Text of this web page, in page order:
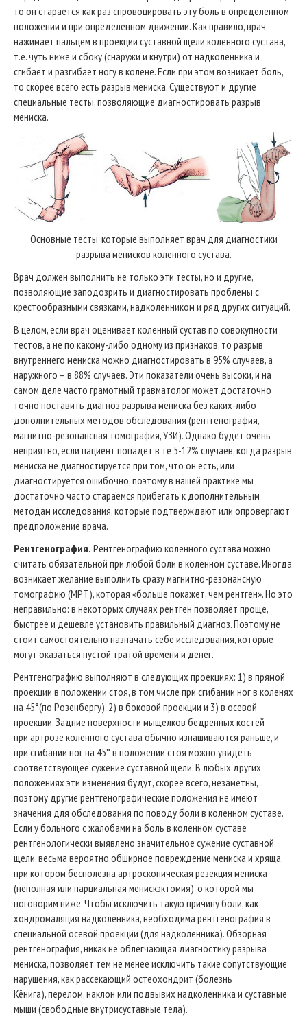
то он старается как раз спровоцировать эту боль в определенном
положении и при определенном движении. Как правило, врач
нажимает пальцем в проекции суставной щели коленного сустава,
т.е. чуть ниже и сбоку (снаружи и кнутри) от надколенника и
сгибает и разгибает ногу в колене. Если при этом возникает боль,
то скорее всего есть разрыв мениска. Существуют и другие
специальные тесты, позволяющие диагностировать разрыв
мениска.
Основные тесты, которые выполняет врач для диагностики
разрыва менисков коленного сустава.
Врач должен выполнить не только эти тесты, но и другие,
позволяющие заподозрить и диагностировать проблемы с
крестообразными связками, надколенником и ряд других ситуаций.
В целом, если врач оценивает коленный сустав по совокупности
тестов, а не по какому-либо одному из признаков, то разрыв
внутреннего мениска можно диагностировать в 95% случаев, а
наружного – в 88% случаев. Эти показатели очень высоки, и на
самом деле часто грамотный травматолог может достаточно
точно поставить диагноз разрыва мениска без каких-либо
дополнительных методов обследования (рентгенография,
магнитно-резонансная томография, УЗИ). Однако будет очень
неприятно, если пациент попадет в те 5-12% случаев, когда разрыв
мениска не диагностируется при том, что он есть, или
диагностируется ошибочно, поэтому в нашей практике мы
достаточно часто стараемся прибегать к дополнительным
методам исследования, которые подтверждают или опровергают
предположение врача.
Рентгенография. Рентгенографию коленного сустава можно
считать обязательной при любой боли в коленном суставе. Иногда
возникает желание выполнить сразу магнитно-резонансную
томографию (МРТ), которая «больше покажет, чем рентген». Но это
неправильно: в некоторых случаях рентген позволяет проще,
быстрее и дешевле установить правильный диагноз. Поэтому не
стоит самостоятельно назначать себе исследования, которые
могут оказаться пустой тратой времени и денег.
Рентгенографию выполняют в следующих проекциях: 1) в прямой
проекции в положении стоя, в том числе при сгибании ног в коленях
на 45°(по Розенбергу), 2) в боковой проекции и 3) в осевой
проекции. Задние поверхности мыщелков бедренных костей
при артрозе коленного сустава обычно изнашиваются раньше, и
при сгибании ног на 45° в положении стоя можно увидеть
соответствующее сужение суставной щели. В любых других
положениях эти изменения будут, скорее всего, незаметны,
поэтому другие рентгенографические положения не имеют
значения для обследования по поводу боли в коленном суставе.
Если у больного с жалобами на боль в коленном суставе
рентгенологически выявлено значительное сужение суставной
щели, весьма вероятно обширное повреждение мениска и хряща,
при котором бесполезна артроскопическая резекция мениска
(неполная или парциальная менискэктомия), о которой мы
поговорим ниже. Чтобы исключить такую причину боли, как
хондромаляция надколенника, необходима рентгенография в
специальной осевой проекции (для надколенника). Обзорная
рентгенография, никак не облегчающая диагностику разрыва
мениска, позволяет тем не менее исключить такие сопутствующие
нарушения, как рассекающий остеохондрит (болезнь
Кёнига), перелом, наклон или подвывих надколенника и суставные
мыши (свободные внутрисуставные тела).